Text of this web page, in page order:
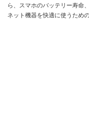
ら、スマホのバッテリー寿命
ネット機器を快適に使うため